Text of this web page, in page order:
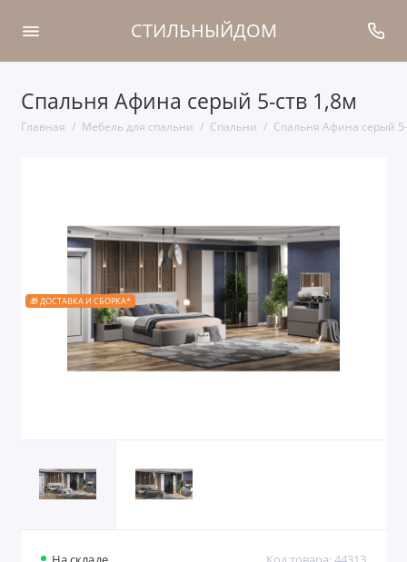
СТИЛЬНЫЙДОМ
Спальня Афина серый 5-ств 1,8м
Главная Мебель для спальни Спальни Спальня Афина серый
🎁 ДОСТАВКА И СБОРКА*